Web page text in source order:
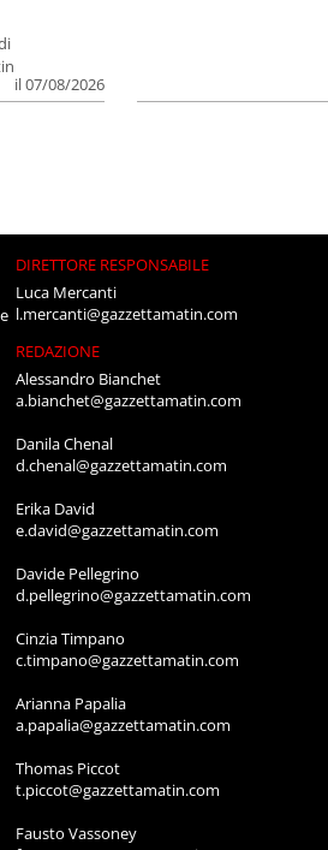
il 07/08/2026
DIRETTORE RESPONSABILE
Luca Mercanti
l.mercanti@gazzettamatin.com
REDAZIONE
Alessandro Bianchet
a.bianchet@gazzettamatin.com
Danila Chenal
d.chenal@gazzettamatin.com
Erika David
e.david@gazzettamatin.com
Davide Pellegrino
d.pellegrino@gazzettamatin.com
Cinzia Timpano
c.timpano@gazzettamatin.com
Arianna Papalia
a.papalia@gazzettamatin.com
Thomas Piccot
t.piccot@gazzettamatin.com
Fausto Vassoney